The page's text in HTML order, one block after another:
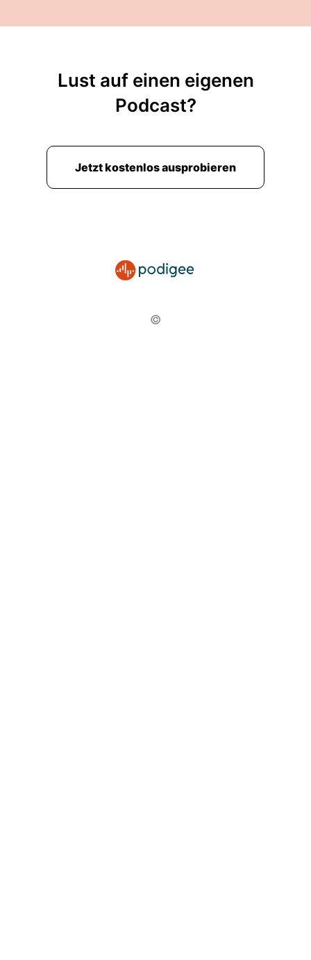
Lust auf einen eigenen
Podcast?
Jetzt kostenlos ausprobieren
©